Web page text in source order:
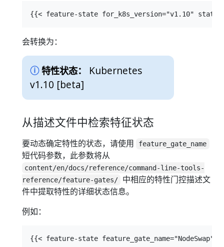
会转换为：
特性状态：
Kubernetes
v1.10 [beta]
从描述文件中检索特征状态
要动态确定特性的状态，请使用 feature_gate_name
短代码参数，此参数将从
content/en/docs/reference/command-line-tools-
reference/feature-gates/
中相应的特性门控描述文
件中提取特性的详细状态信息。
例如：